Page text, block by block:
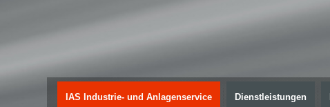
IAS Industrie- und Anlagenservice Dienstleistungen